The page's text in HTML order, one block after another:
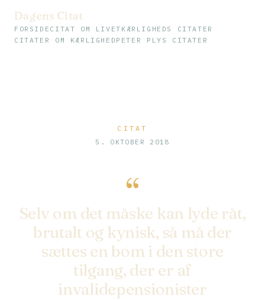
Dagens Citat
FORSIDE CITAT OM LIVET KÆRLIGHEDS CITATER
CITATER OM KÆRLIGHED PETER PLYS CITATER
CITAT
5. OKTOBER 2018
“
Selv om det måske kan lyde råt,
brutalt og kynisk, så må der
sættes en bom i den store
tilgang, der er af
invalidepensionister